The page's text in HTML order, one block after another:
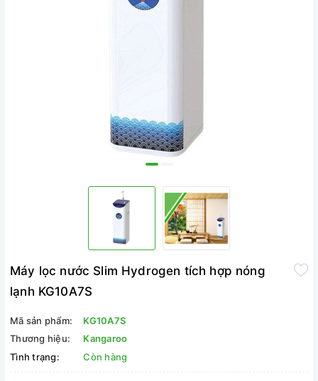
Máy lọc nước Slim Hydrogen tích hợp nóng
lạnh KG10A7S
Mã sản phẩm:
KG10A7S
Thương hiệu:
Kangaroo
Tình trạng:
Còn hàng